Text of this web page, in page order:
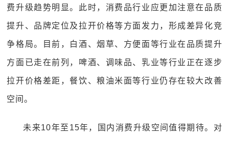
费升级趋势明显。此时，消费品行业应更加注意在品质
提升、品牌定位及拉开价格等方面发力，形成差异化竞
争格局。目前，白酒、烟草、方便面等行业在品质提升
方面已走在前列，啤酒、调味品、乳业等行业正在逐步
拉开价格差距，餐饮、粮油米面等行业仍存在较大改善
空间。
未来10年至15年，国内消费升级空间值得期待。对